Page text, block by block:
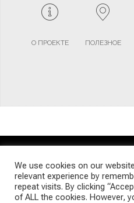
О ПРОЕКТЕ ПОЛЕЗНОЕ
TERMS AND CONDITIONS
© Emigrants Life
We use cookies on our
relevant experience by
repeat visits. By clicking
of ALL the cookies. However,